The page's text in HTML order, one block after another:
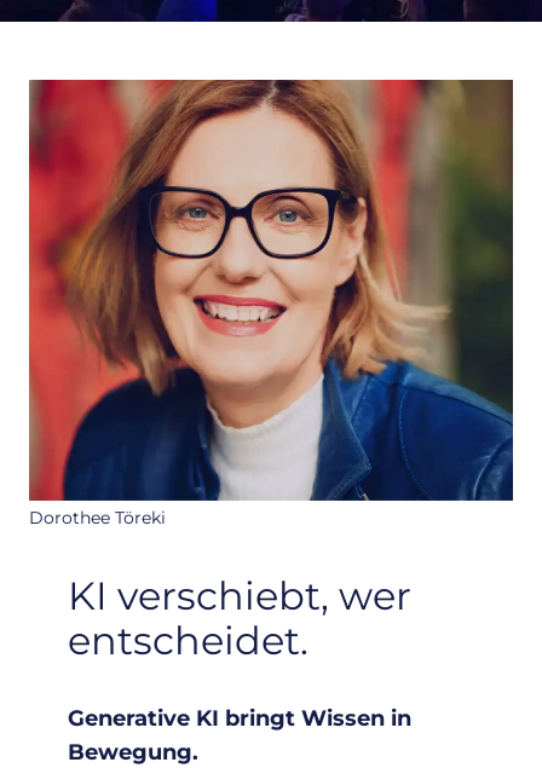
Dorothee Töreki
KI verschiebt, wer
entscheidet.
Generative KI bringt Wissen in
Bewegung.